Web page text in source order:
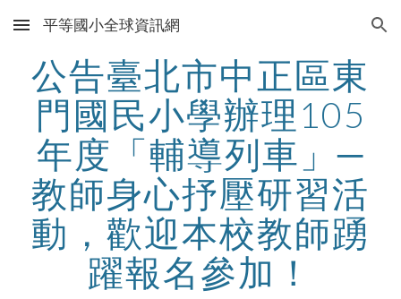
Skip to main content Skip to navigation
平等國小全球資訊網
公告臺北市中正區東
門國民小學辦理105
年度「輔導列車」─
教師身心抒壓研習活
動，歡迎本校教師踴
躍報名參加！